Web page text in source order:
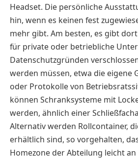
Headset. Die persönliche
hin, wenn es keinen fest
mehr gibt. Am besten, es gibt
für private oder betriebliche
Datenschutzgründen
werden müssen, etwa die eigene
oder Protokolle von
können Schranksysteme mit
werden, ähnlich einer
Alternativ werden Rollcontainer,
erhältlich sind, so vorgehalten,
Homezone der Abteilung leicht